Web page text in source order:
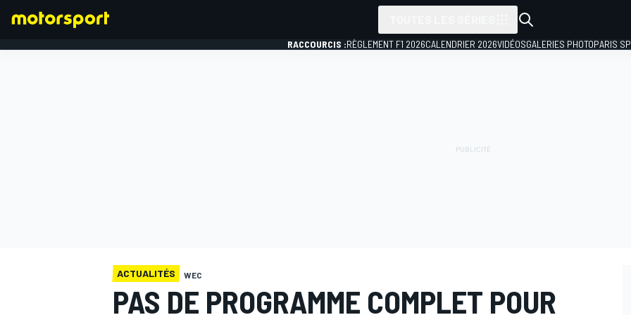
RACCOURCIS :RÈGLEMENT F1 2026CALENDRIER 2026VIDÉOSGALERIES PHOTOPARIS
ACTUALITÉS WEC
PAS DE PROGRAMME COMPLET POUR